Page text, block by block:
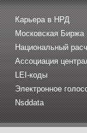
Карьера в НРД
Московская Биржа
Национальный
Ассоциация
LEI-коды
Электронное
Nsddata